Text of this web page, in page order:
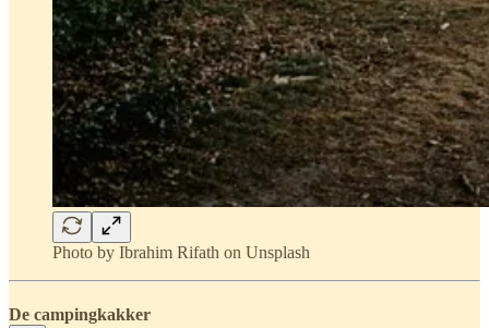
Photo by Ibrahim Rifath on Unsplash
De campingkakker